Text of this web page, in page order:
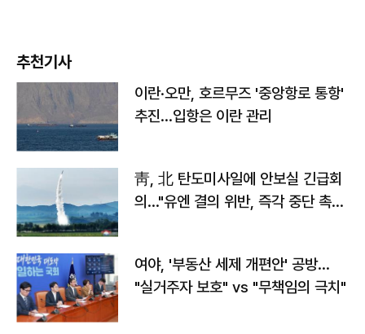
추천기사
이란·오만, 호르무즈 '중앙항로 통항'
추진…입항은 이란 관리
靑, 北 탄도미사일에 안보실 긴급회
의…"유엔 결의 위반, 즉각 중단 촉
여야, '부동산 세제 개편안' 공방…
"실거주자 보호" vs "무책임의 극치"